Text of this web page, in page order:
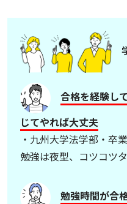
合格を経験し
じてやれば大丈夫
・九州大学法学部・卒
勉強は夜型、コツコツタ
勉強時間が合